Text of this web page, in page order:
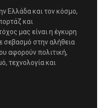
Ελλάδα και τον κόσμο,
και
μας είναι η έγκυρη
σεβασμό στην αλήθεια
αφορούν πολιτική,
τεχνολογία και